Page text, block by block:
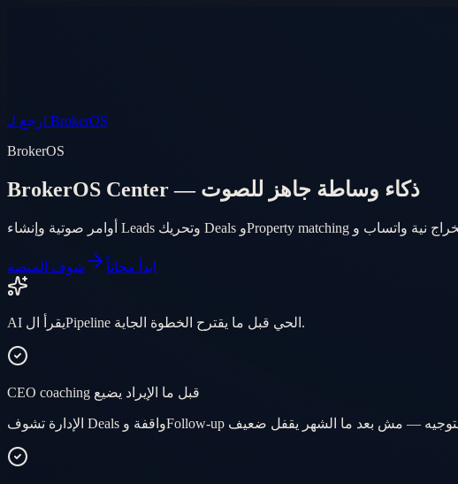
ارجع لـ BrokerOS
BrokerOS
BrokerOS Center — ذكاء وساطة جاهز للصوت
ابدأ مجاناً شوف المنصة
AI يقرأ الPipeline الحي قبل ما يقترح الخطوة الجاية.
CEO coaching قبل ما الإيراد يضيع